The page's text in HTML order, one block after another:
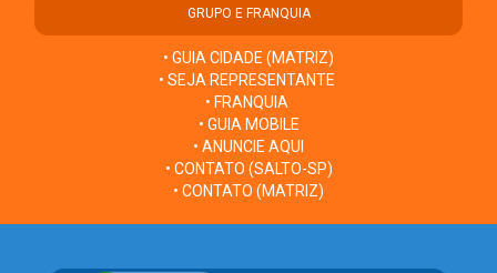
GRUPO E FRANQUIA
• GUIA CIDADE (MATRIZ)
• SEJA REPRESENTANTE
• FRANQUIA
• GUIA MOBILE
• ANUNCIE AQUI
• CONTATO (SALTO-SP)
• CONTATO (MATRIZ)